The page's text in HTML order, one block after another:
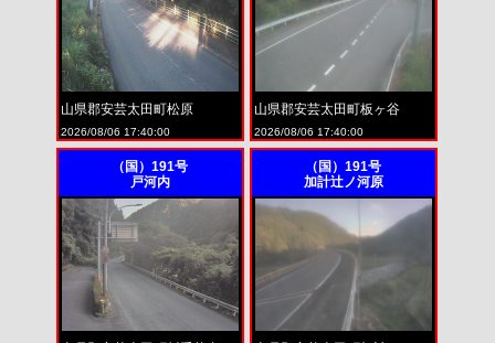
山県郡安芸太田町松原
2026/08/06 17:40:00
山県郡安芸太田町板ヶ谷
2026/08/06 17:40:00
（国）191号
戸河内
（国）191号
加計辻ノ河原